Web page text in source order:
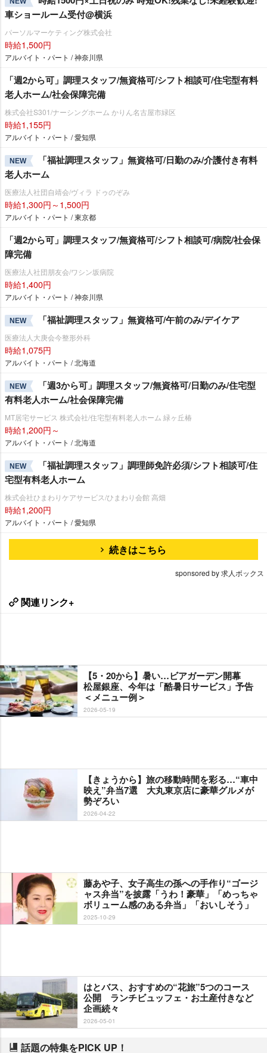
車ショールーム受付@横浜
パーソルマーケティング株式会社
時給1,500円
アルバイト・パート / 神奈川県
「週2から可」調理スタッフ/無資格可/シフト相談可/住宅型有料
老人ホーム/社会保障完備
株式会社S301/ナーシングホーム かりん名古屋市緑区
時給1,155円
アルバイト・パート / 愛知県
NEW
「福祉調理スタッフ」無資格可/日勤のみ/介護付き有料
老人ホーム
医療法人社団自靖会/ヴィラ ドゥのぞみ
時給1,300円～1,500円
アルバイト・パート / 東京都
「週2から可」調理スタッフ/無資格可/シフト相談可/病院/社会保
障完備
医療法人社団朋友会/ワシン坂病院
時給1,400円
アルバイト・パート / 神奈川県
NEW 「福祉調理スタッフ」無資格可/午前のみ/デイケア
医療法人大庚会今整形外科
時給1,075円
アルバイト・パート / 北海道
NEW
「週3から可」調理スタッフ/無資格可/日勤のみ/住宅型
有料老人ホーム/社会保障完備
MT居宅サービス 株式会社/住宅型有料老人ホーム 緑ヶ丘椿
時給1,200円～
アルバイト・パート / 北海道
NEW
「福祉調理スタッフ」調理師免許必須/シフト相談可/住
宅型有料老人ホーム
株式会社ひまわりケアサービス/ひまわり会館 高畑
時給1,200円
アルバイト・パート / 愛知県
続きはこちら
sponsored by 求人ボックス
関連リンク+
【5・20から】暑い…ビアガーデン開幕
松屋銀座、今年は「酷暑日サービス」予告
＜メニュー例＞
2026-05-19
【きょうから】旅の移動時間を彩る…“車中
映え”弁当7選 大丸東京店に豪華グルメが
勢ぞろい
2026-04-22
藤あや子、女子高生の孫への手作り“ゴージ
ャス弁当”を披露「うわ！豪華」「めっちゃ
ボリューム感のある弁当」「おいしそう」
2025-10-29
はとバス、おすすめの“花旅”5つのコース
公開 ランチビュッフェ・お土産付きなど
企画続々
2026-05-01
話題の特集をPICK UP！